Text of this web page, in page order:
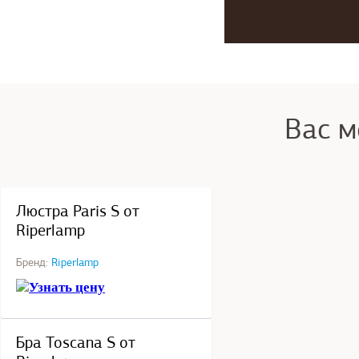
Вас
Люстра Paris S от
Riperlamp
Бренд: Riperlamp
Узнать цену
Бра Toscana S от